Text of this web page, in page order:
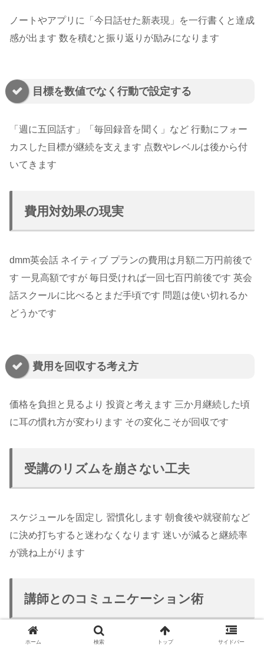
ノートやアプリに「今日話せた新表現」を一行書くと達成
感が出ます 数を積むと振り返りが励みになります
目標を数値でなく行動で設定する
「週に五回話す」「毎回録音を聞く」など 行動にフォー
カスした目標が継続を支えます 点数やレベルは後から付
いてきます
費用対効果の現実
dmm英会話 ネイティブ プランの費用は月額二万円前後で
す 一見高額ですが 毎日受ければ一回七百円前後です 英会
話スクールに比べるとまだ手頃です 問題は使い切れるか
どうかです
費用を回収する考え方
価格を負担と見るより 投資と考えます 三か月継続した頃
に耳の慣れ方が変わります その変化こそが回収です
受講のリズムを崩さない工夫
スケジュールを固定し 習慣化します 朝食後や就寝前など
に決め打ちすると迷わなくなります 迷いが減ると継続率
が跳ね上がります
講師とのコミュニケーション術
ホーム 検索 トップ サイドバー